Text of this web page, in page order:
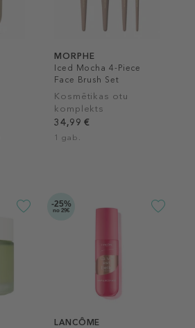
MORPHE
Iced Mocha 4-Piece
Face Brush Set
Kosmētikas otu
komplekts
34,99 €
1 gab.
-25%
no 29€
LANCÔME